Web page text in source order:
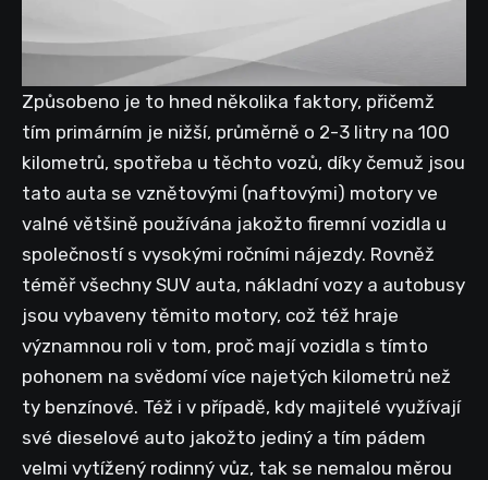
Způsobeno je to hned několika faktory, přičemž
tím primárním je nižší, průměrně o 2-3 litry na 100
kilometrů, spotřeba u těchto vozů, díky čemuž jsou
tato auta se vznětovými (naftovými) motory ve
valné většině používána jakožto firemní vozidla u
společností s vysokými ročními nájezdy. Rovněž
téměř všechny SUV auta, nákladní vozy a autobusy
jsou vybaveny těmito motory, což též hraje
významnou roli v tom, proč mají vozidla s tímto
pohonem na svědomí více najetých kilometrů než
ty benzínové. Též i v případě, kdy majitelé využívají
své dieselové auto jakožto jediný a tím pádem
velmi vytížený rodinný vůz, tak se nemalou měrou